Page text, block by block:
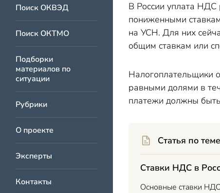
Поиск ОКВЭД
Поиск ОКТМО
Подборки
материалов по
ситуации
Рубрики
О проекте
Эксперты
Контакты
В России уплата НДС
пониженными
на УСН. Для них
общим ставкам или
Налогоплательщики
равными долями в
платежи должны
Статья по
Ставки НДС в
Основные ставки